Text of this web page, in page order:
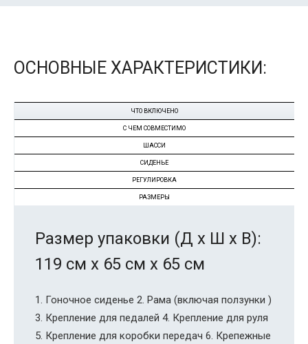
ОСНОВНЫЕ ХАРАКТЕРИСТИКИ:
ЧТО ВКЛЮЧЕНО
С ЧЕМ СОВМЕСТИМО
ШАССИ
СИДЕНЬЕ
РЕГУЛИРОВКА
РАЗМЕРЫ
Размер упаковки (Д х Ш х В):
119 см х 65 см x 65 см
1. Гоночное сиденье 2. Рама (включая ползунки )
3. Крепление для педалей 4. Крепление для руля
5. Крепление для коробки передач 6. Крепежные